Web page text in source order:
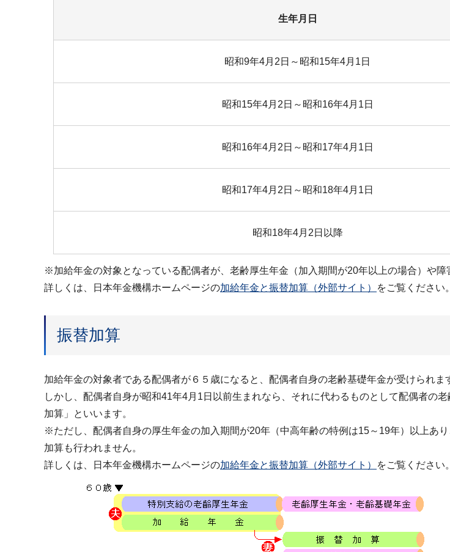
生年月日
昭和9年4月2日～昭和15年4月1日
昭和15年4月2日～昭和16年4月1日
昭和16年4月2日～昭和17年4月1日
昭和17年4月2日～昭和18年4月1日
昭和18年4月2日以降
※加給年金の対象となっている配偶者が、老齢厚生年金（加入期間が20年以上の場合）や障
詳しくは、日本年金機構ホームページの加給年金と振替加算（外部サイト） をご覧ください。
振替加算
加給年金の対象者である配偶者が６５歳になると、配偶者自身の老齢基礎年金が受けられま
しかし、配偶者自身が昭和41年4月1日以前生まれなら、それに代わるものとして配偶者の
加算」といいます。
※ただし、配偶者自身の厚生年金の加入期間が20年（中高年齢の特例は15～19年）以上あ
加算も行われません。
詳しくは、日本年金機構ホームページの加給年金と振替加算（外部サイト） をご覧ください。